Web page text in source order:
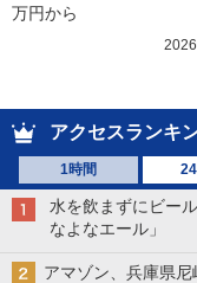
万円から
アクセスランキ
1時間
水を飲まずにビー
なよなエール」
アマゾン、兵庫県